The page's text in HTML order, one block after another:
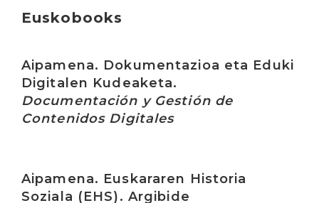
Euskobooks
Aipamena. Dokumentazioa eta Eduki
Digitalen Kudeaketa.
Documentación y Gestión de
Contenidos Digitales
Aipamena. Euskararen Historia
Soziala (EHS). Argibide